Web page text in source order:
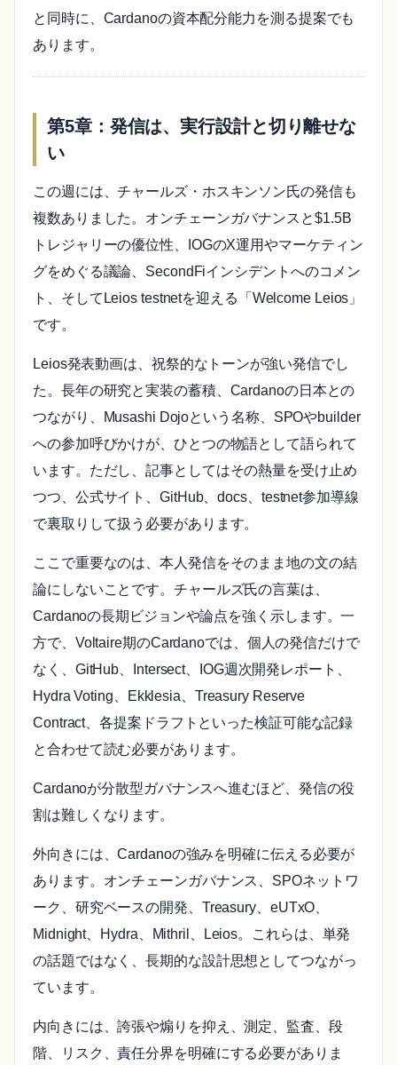
と同時に、Cardanoの資本配分能力を測る提案でも
あります。
第5章：発信は、実行設計と切り離せな
い
この週には、チャールズ・ホスキンソン氏の発信も
複数ありました。オンチェーンガバナンスと$1.5B
トレジャリーの優位性、IOGのX運用やマーケティン
グをめぐる議論、SecondFiインシデントへのコメン
ト、そしてLeios testnetを迎える「Welcome Leios」
です。
Leios発表動画は、祝祭的なトーンが強い発信でし
た。長年の研究と実装の蓄積、Cardanoの日本との
つながり、Musashi Dojoという名称、SPOやbuilder
への参加呼びかけが、ひとつの物語として語られて
います。ただし、記事としてはその熱量を受け止め
つつ、公式サイト、GitHub、docs、testnet参加導線
で裏取りして扱う必要があります。
ここで重要なのは、本人発信をそのまま地の文の結
論にしないことです。チャールズ氏の言葉は、
Cardanoの長期ビジョンや論点を強く示します。一
方で、Voltaire期のCardanoでは、個人の発信だけで
なく、GitHub、Intersect、IOG週次開発レポート、
Hydra Voting、Ekklesia、Treasury Reserve
Contract、各提案ドラフトといった検証可能な記録
と合わせて読む必要があります。
Cardanoが分散型ガバナンスへ進むほど、発信の役
割は難しくなります。
外向きには、Cardanoの強みを明確に伝える必要が
あります。オンチェーンガバナンス、SPOネットワ
ーク、研究ベースの開発、Treasury、eUTxO、
Midnight、Hydra、Mithril、Leios。これらは、単発
の話題ではなく、長期的な設計思想としてつながっ
ています。
内向きには、誇張や煽りを抑え、測定、監査、段
階、リスク、責任分界を明確にする必要がありま